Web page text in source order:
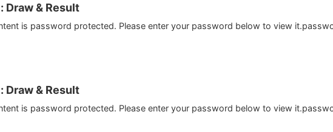
Draw & Result
is password protected. Please enter your password below to view
Draw & Result
is password protected. Please enter your password below to view